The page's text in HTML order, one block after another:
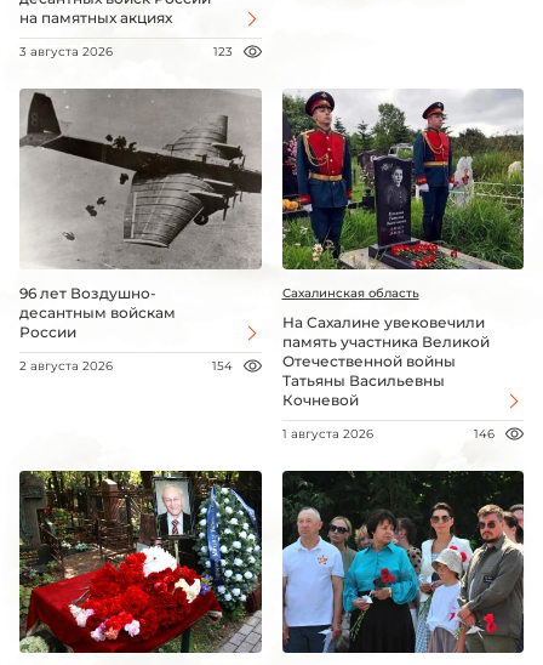
на памятных акциях
3 августа 2026 123
96 лет Воздушно-
десантным войскам
России
2 августа 2026 154
Сахалинская область
На Сахалине увековечили
память участника Великой
Отечественной войны
Татьяны Васильевны
Кочневой
1 августа 2026 146